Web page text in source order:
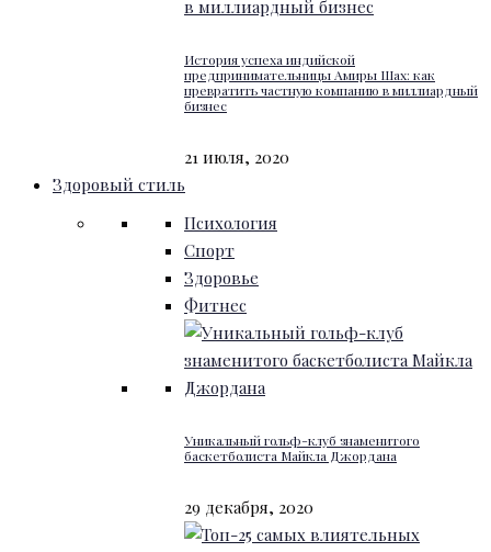
История успеха индийской
предпринимательницы Амиры Шах: как
превратить частную компанию в миллиардный
бизнес
21 июля, 2020
Здоровый стиль
Психология
Спорт
Здоровье
Фитнес
Уникальный гольф-клуб знаменитого
баскетболиста Майкла Джордана
29 декабря, 2020